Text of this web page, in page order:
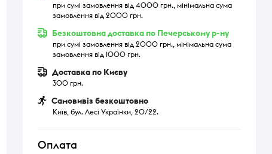
при сумі замовлення від 4000 грн., мінімальна сума
замовлення від 2000 грн.
Безкоштовна доставка по Печерському р-ну
при сумі замовлення від 2000 грн., мінімальна сума
замовлення від 1000 грн.
Доставка по Києву
300 грн.
Самовивіз безкоштовно
Київ, бул. Лесі Українки, 20/22.
Оплата